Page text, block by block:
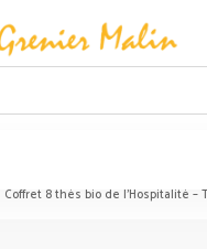
Coffret 8 thés bio de l’Hospitalité –